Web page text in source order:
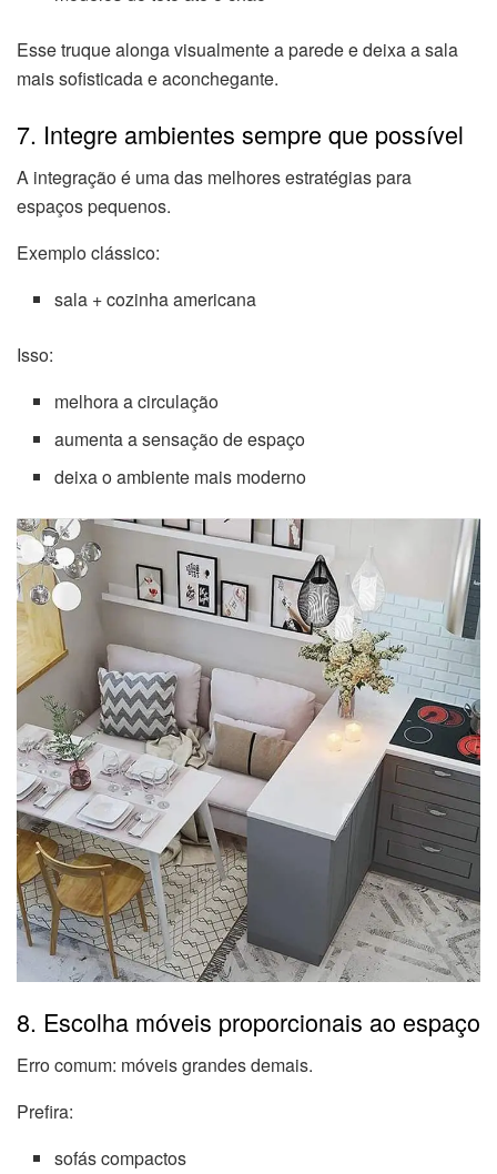
Esse truque alonga visualmente a parede e deixa a sala
mais sofisticada e aconchegante.
7. Integre ambientes sempre que possível
A integração é uma das melhores estratégias para
espaços pequenos.
Exemplo clássico:
sala + cozinha americana
Isso:
melhora a circulação
aumenta a sensação de espaço
deixa o ambiente mais moderno
8. Escolha móveis proporcionais ao espaço
Erro comum: móveis grandes demais.
Prefira:
sofás compactos